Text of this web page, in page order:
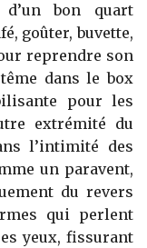
bon quart
goûter, buvette,
reprendre son
dans le box
pour les
extrémité du
l’intimité des
un paravent,
du revers
qui perlent
yeux, fissurant